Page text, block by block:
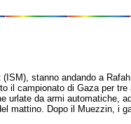
stanno andando a
il campionato di Gaza per
da armi automatiche,
Dopo il Muezzin, i